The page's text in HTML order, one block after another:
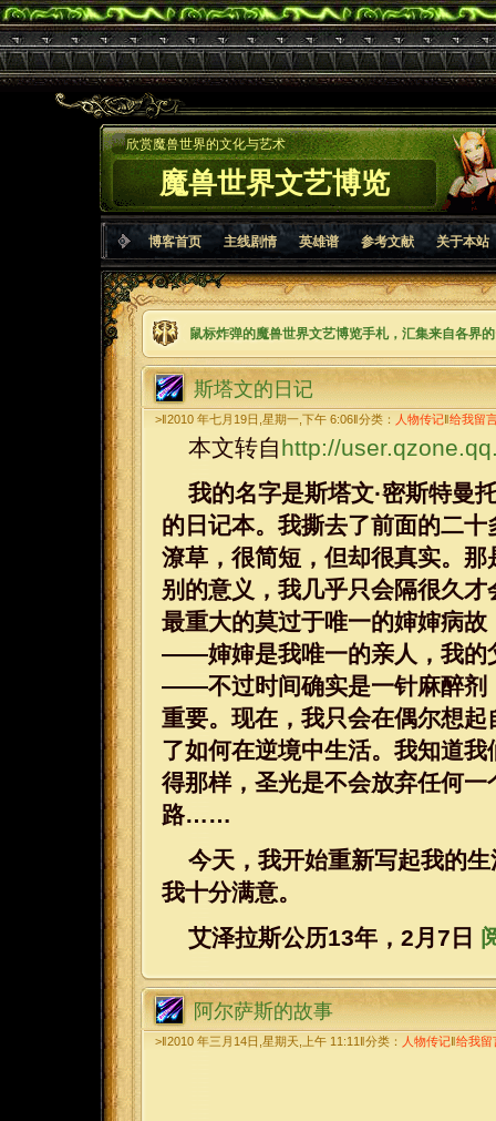
魔兽世界文艺博览
欣赏魔兽世界的文化与艺术
博客首页 主线剧情 英雄谱 参考文献 关于本站
鼠标炸弹的魔兽世界文艺博览手札，汇集来自各界
斯塔文的日记
>‖2010 年七月19日,星期一,下午 6:06‖分类： 人物传记 给我留
本文转自http://
我的名字是斯塔文·密斯特曼
的日记本。我撕去了前面的二
潦草，很简短，但却很真实。
别的意义，我几乎只会隔很久
最重大的莫过于唯一的婶婶病
——婶婶是我唯一的亲人，我的
——不过时间确实是一针麻醉剂
重要。现在，我只会在偶尔想
了如何在逆境中生活。我知道
得那样，圣光是不会放弃任何
路……
今天，我开始重新写起我的
我十分满意。
艾泽拉斯公历13年，2 月7 日
阿尔萨斯的故事
>‖2010 年三月14日,星期天,上午 11:11‖分类： 人物传记 给我留